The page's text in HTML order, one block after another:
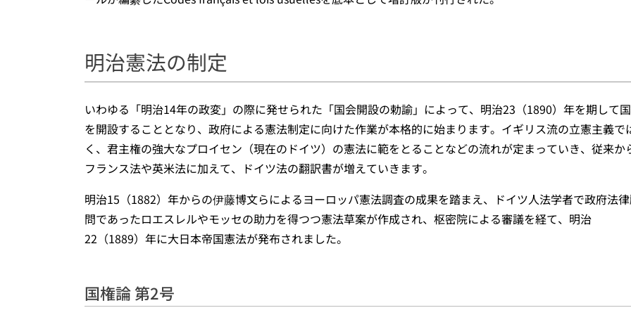
明治憲法の制定
いわゆる「明治14年の政変」の際に発せられた「国会開設の勅諭」によって、明治23（1890）年を期して
を開設することとなり、政府による憲法制定に向けた作業が本格的に始まります。イギリス流の立憲主義で
く、君主権の強大なプロイセン（現在のドイツ）の憲法に範をとることなどの流れが定まっていき、従来か
フランス法や英米法に加えて、ドイツ法の翻訳書が増えていきます。
明治15（1882）年からの伊藤博文らによるヨーロッパ憲法調査の成果を踏まえ、ドイツ人法学者で政府法
問であったロエスレルやモッセの助力を得つつ憲法草案が作成され、枢密院による審議を経て、明治
22（1889）年に大日本帝国憲法が発布されました。
国権論 第2号